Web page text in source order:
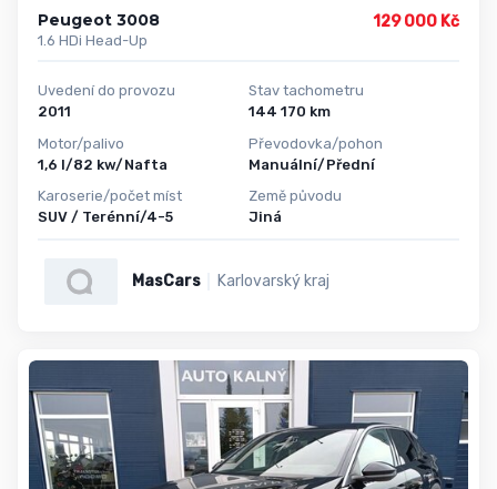
Peugeot 3008
1.6 HDi Head-Up
129 000 Kč
Uvedení do provozu
2011
Motor/palivo
1,6 l/82 kw/Nafta
Karoserie/počet míst
SUV / Terénní/4-5
Stav tachometru
144 170 km
Převodovka/pohon
Manuální/Přední
Země původu
Jiná
MasCars Karlovarský kraj